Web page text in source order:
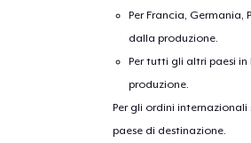
Per Francia, Germania,
dalla produzione.
Per tutti gli altri paesi
produzione.
Per gli ordini
paese di destinazione.